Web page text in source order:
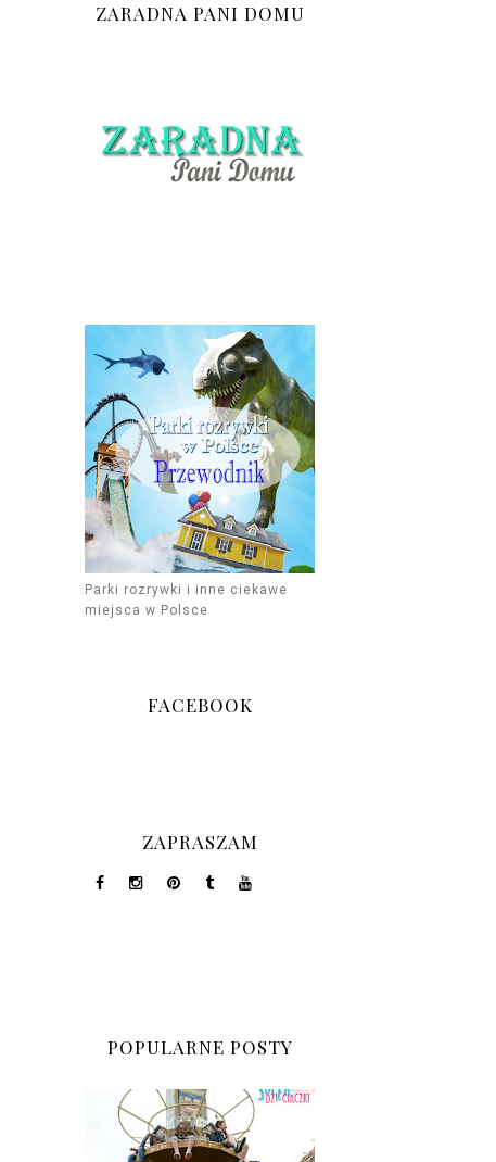
ZARADNA PANI DOMU
Parki rozrywki i inne ciekawe
miejsca w Polsce
FACEBOOK
ZAPRASZAM
POPULARNE POSTY